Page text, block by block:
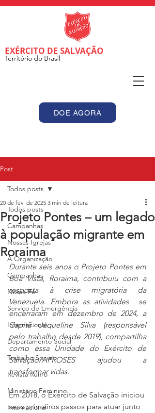
EXÉRCITO DE SALVAÇÃO
Território do Brasil
DOE AGORA
Post
Todos posts
Campanhas
Nossas Igrejas
A Organização
Campanhas
Nossa Fé
Serviço de Emergência
Internacional
Departamento Social
Trabalho Social
Revista Rumo
Ministério Feminino
Internacional
Todos posts
Projeto Pontes – um legado
à população migrante em
Roraima
20 de fev. de 2025 3 min de leitura
Durante seis anos o Projeto Pontes em
Boa Vista, Roraima, contribuiu com a
resposta à crise migratória da
Venezuela. Embora as atividades  se
encerraram em dezembro de 2024, a
Capitã Jaqueline Silva (responsável
pelo trabalho desde 2019), compartilha
como essa Unidade do Exército de
Salvação/APROSES ajudou a
transformar vidas.
Em 2018, o Exército de Salvação iniciou
seus primeiros passos para atuar junto